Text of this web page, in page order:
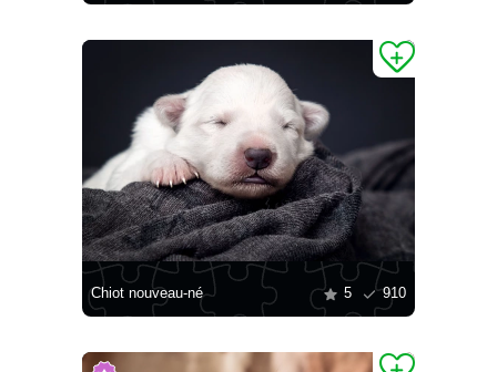
Chiot nouveau-né 5 910